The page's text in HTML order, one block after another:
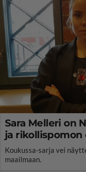
Sara Melleri on
ja rikollispomon
Koukussa-sarja vei
maailmaan.